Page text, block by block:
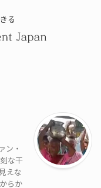
る
ン・
な干
えな
らか